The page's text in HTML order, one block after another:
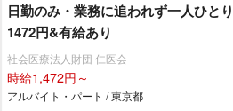
日勤のみ・業務に追われず一人ひと
1472円&有給あり
社会医療法人財団 仁医会
時給1,472円～
アルバイト・パート / 東京都